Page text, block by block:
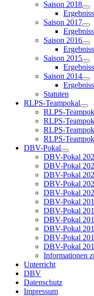
Saison 2018
Saison 2017
Saison 2016
Saison 2015
Saison 2014
Statuten
RLPS-Teampokal
RLPS-
RLPS-
RLPS-
RLPS-
DBV-Pokal
DBV-Pokal
DBV-Pokal
DBV-Pokal
DBV-Pokal
DBV-Pokal
DBV-Pokal
DBV-Pokal
DBV-Pokal
DBV-Pokal
DBV-Pokal
DBV-Pokal
Informationen
Unterricht
DBV
Datenschutz
Impressum